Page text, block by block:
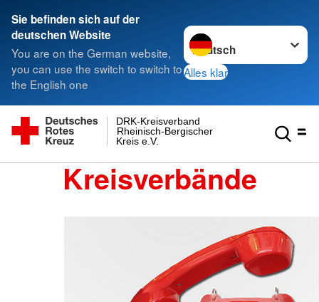
Sie befinden sich auf der
deutschen Website
You are on the German website,
you can use the switch to switch to
the English one
Sprache wechseln zu
Alles klar
Kreis e.V.
Rheinisch-Bergischer
DRK-Kreisverband
Kreisverbände